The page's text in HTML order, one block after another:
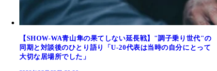
【SHOW-WA青山隼の果てしない延長戦】"調子乗り世代"の
同期と対談後のひとり語り「U-20代表は当時の自分にとって
大切な居場所でした」